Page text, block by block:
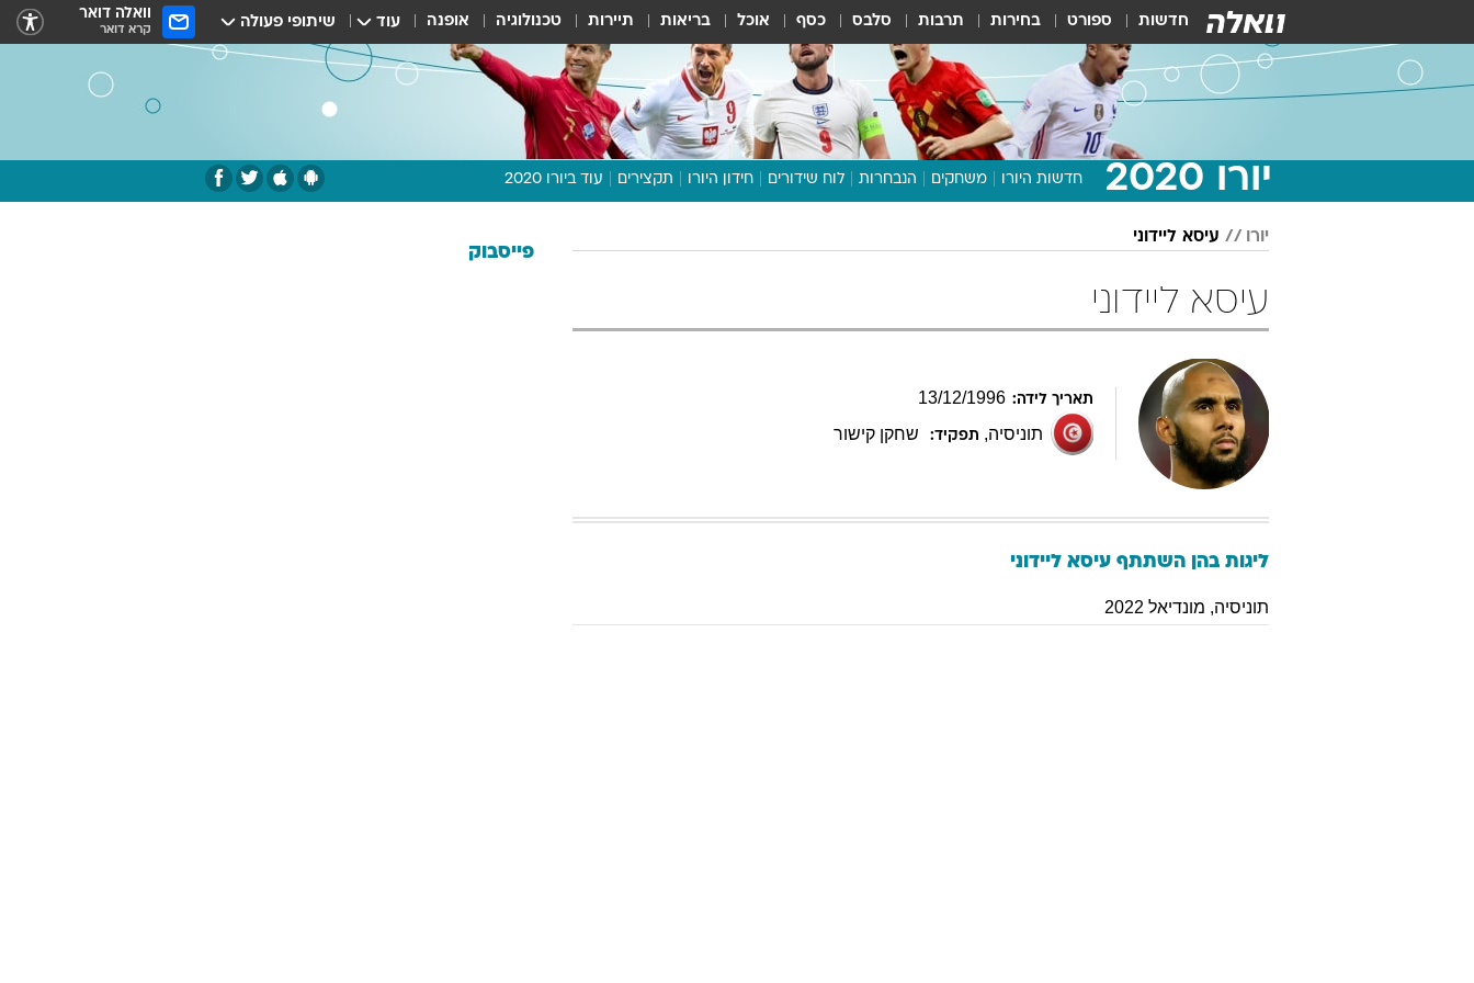
חדשות ספורט בחירות תרבות סלבס כסף אוכל בריאות תיירות טכנולוגיה אופנה עוד שיתופי פעולה וואלה דואר
קרא דואר
יורו 2020 חדשות היורו משחקים הנבחרות לוח שידורים חידון היורו תקצירים עוד ביורו 2020
תכנית היורו
יורו עיסא ליידוני
עיסא ליידוני
תאריך לידה: 13/12/1996
תוניסיה, תפקיד: שחקן קישור
ליגות בהן השתתף עיסא ליידוני
תוניסיה, מונדיאל 2022
פייסבוק